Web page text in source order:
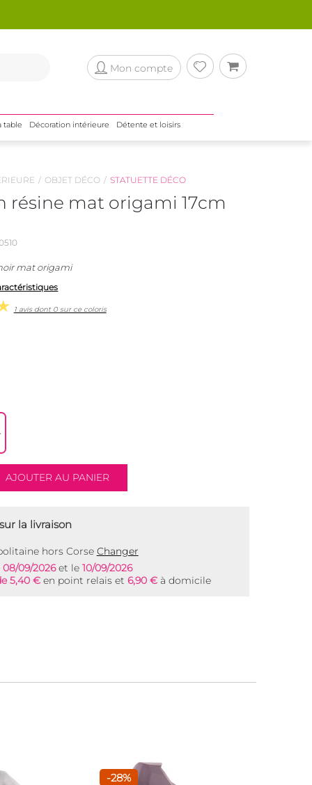
Mon compte
table Décoration intérieure Détente et loisirs
OBJET DÉCO STATUETTE DÉCO
résine mat origami 17cm
mat origami
1 avis dont 0 sur ce coloris
la livraison
hors Corse Changer
08/09/2026et le 10/09/2026
5,40 € en point relais et 6,90 €à domicile
-28%